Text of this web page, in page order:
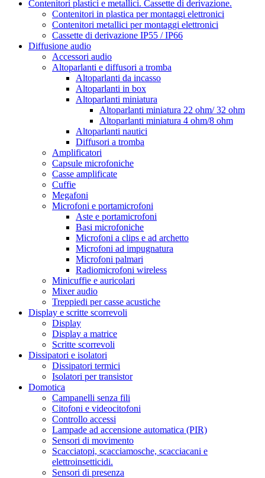
Contenitori plastici e metallici. Cassette di derivazione.
Contenitori in plastica per montaggi elettronici
Contenitori metallici per montaggi elettronici
Cassette di derivazione IP55 / IP66
Diffusione audio
Accessori audio
Altoparlanti e diffusori a tromba
Altoparlanti da incasso
Altoparlanti in box
Altoparlanti miniatura
Altoparlanti miniatura 22 ohm/ 32 ohm
Altoparlanti miniatura 4 ohm/8 ohm
Altoparlanti nautici
Diffusori a tromba
Amplificatori
Capsule microfoniche
Casse amplificate
Cuffie
Megafoni
Microfoni e portamicrofoni
Aste e portamicrofoni
Basi microfoniche
Microfoni a clips e ad archetto
Microfoni ad impugnatura
Microfoni palmari
Radiomicrofoni wireless
Minicuffie e auricolari
Mixer audio
Treppiedi per casse acustiche
Display e scritte scorrevoli
Display
Display a matrice
Scritte scorrevoli
Dissipatori e isolatori
Dissipatori termici
Isolatori per transistor
Domotica
Campanelli senza fili
Citofoni e videocitofoni
Controllo accessi
Lampade ad accensione automatica (PIR)
Sensori di movimento
Scacciatopi, scacciamosche, scacciacani e
elettroinsetticidi.
Sensori di presenza